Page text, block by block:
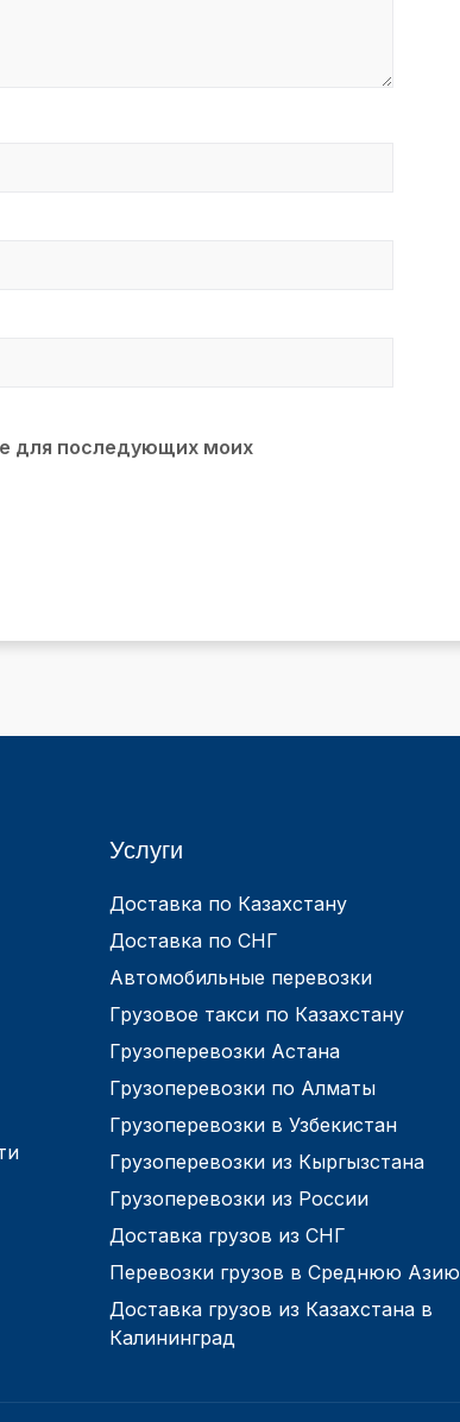
для последующих моих
Услуги
Доставка по Казахстану
Доставка по СНГ
Автомобильные перевозки
Грузовое такси по Казахстану
Грузоперевозки Астана
Грузоперевозки по Алматы
Грузоперевозки в Узбекистан
Грузоперевозки из Кыргызстана
Грузоперевозки из России
Доставка грузов из СНГ
Перевозки грузов в Среднюю Азию
Доставка грузов из Казахстана в
Калининград